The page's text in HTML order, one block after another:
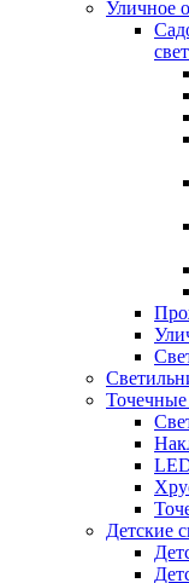
Уличное
Точечные
Детские